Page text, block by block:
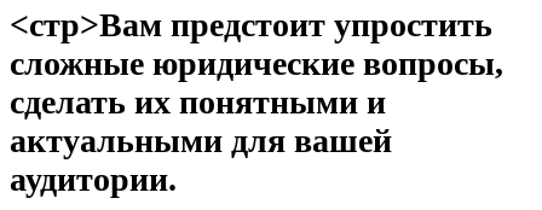
<стр>Вам предстоит упростить
сложные юридические вопросы,
сделать их понятными и
актуальными для вашей
аудитории.